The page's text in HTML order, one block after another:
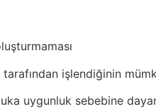
işlendiğinin
uygunluk sebebine